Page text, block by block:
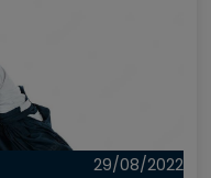
29/08/2022